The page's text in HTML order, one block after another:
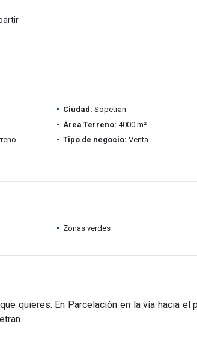
Ciudad: Sopetran
Área Terreno: 4000 m²
Tipo de negocio: Venta
Zonas verdes
quieres. En Parcelación en la vía hacia el